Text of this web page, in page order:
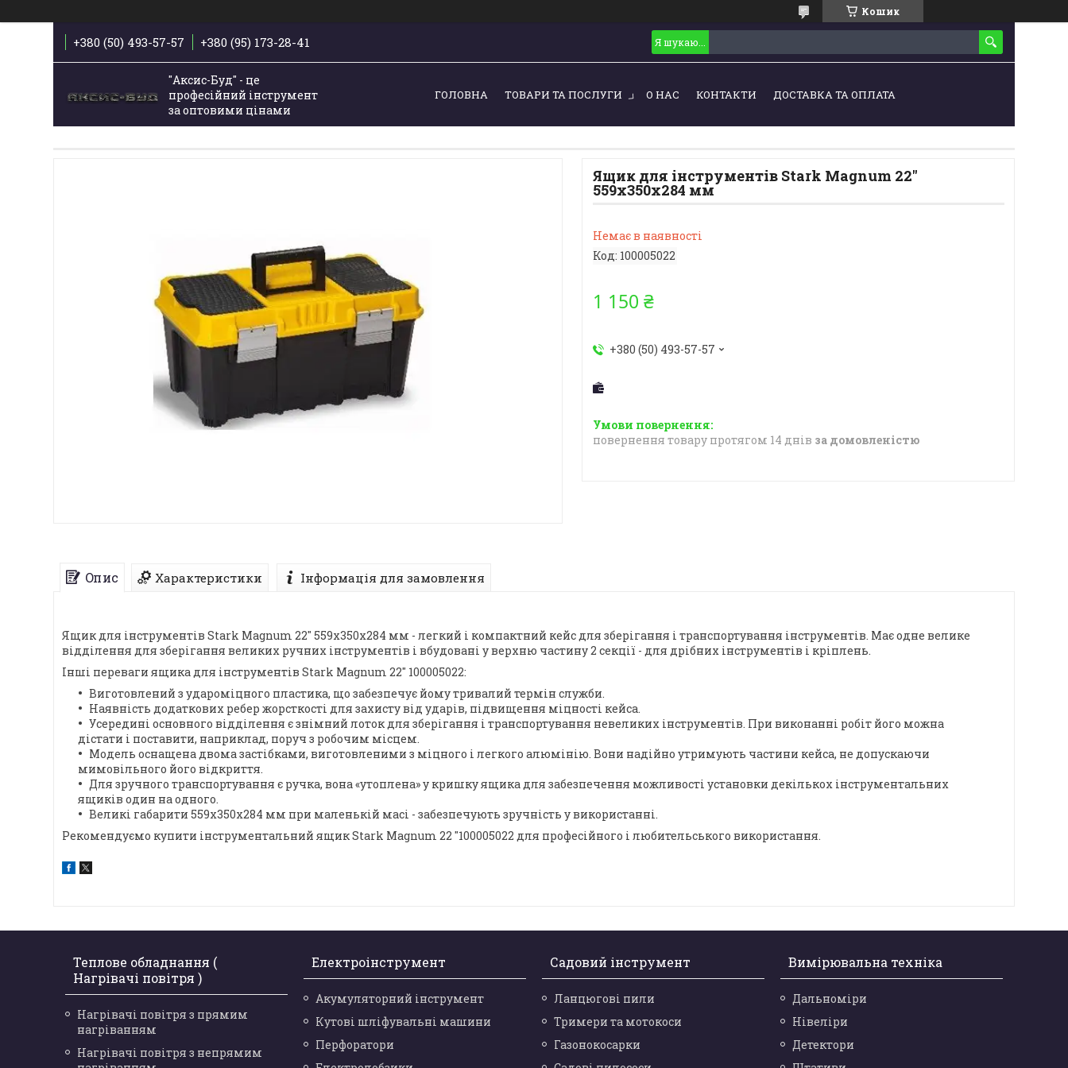
Кошик
+380 (50) 493-57-57 +380 (95) 173-28-41
"Аксис-Буд" - це
професійний інструмент
за оптовими цінами
ГОЛОВНА ТОВАРИ ТА ПОСЛУГИ О НАС КОНТАКТИ ДОСТАВКА ТА ОПЛАТА
Ящик для інструментів Stark Magnum 22"
559x350x284 мм
Немає в наявності
Код: 100005022
1 150 ₴
+380 (50) 493-57-57
повернення товару протягом 14 днів за домовленістю
Опис Характеристики Інформація для замовлення
Ящик для інструментів Stark Magnum 22" 559x350x284 мм - легкий і компактний кейс для зберігання і транспортування інструментів. Має одне велике
відділення для зберігання великих ручних інструментів і вбудовані у верхню частину 2 секції - для дрібних інструментів і кріплень.
Інші переваги ящика для інструментів Stark Magnum 22" 100005022:
Виготовлений з удароміцного пластика, що забезпечує йому тривалий термін служби.
Наявність додаткових ребер жорсткості для захисту від ударів, підвищення міцності кейса.
Усередині основного відділення є знімний лоток для зберігання і транспортування невеликих інструментів. При виконанні робіт його можна
дістати і поставити, наприклад, поруч з робочим місцем.
Модель оснащена двома застібками, виготовленими з міцного і легкого алюмінію. Вони надійно утримують частини кейса, не допускаючи
мимовільного його відкриття.
Для зручного транспортування є ручка, вона «утоплена» у кришку ящика для забезпечення можливості установки декількох інструментальних
ящиків один на одного.
Великі габарити 559x350x284 мм при маленькій масі - забезпечують зручність у використанні.
Рекомендуємо купити інструментальний ящик Stark Magnum 22 "100005022 для професійного і любительського використання.
Теплове обладнання (
Нагрівачі повітря )
Нагрівачі повітря з прямим
нагріванням
Нагрівачі повітря з непрямим
Електроінструмент
Акумуляторний інструмент
Кутові шліфувальні машини
Перфоратори
Садовий інструмент
Ланцюгові пили
Тримери та мотокоси
Газонокосарки
Вимірювальна техніка
Дальноміри
Нівеліри
Детектори